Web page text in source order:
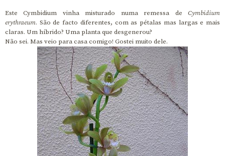
Este Cymbidium vinha misturado numa remessa de Cymbidium
erythraeum. São de facto diferentes, com as pétalas mas largas e mais
claras. Um híbrido? Uma planta que desgenerou?
Não sei. Mas veio para casa comigo! Gostei muito dele.